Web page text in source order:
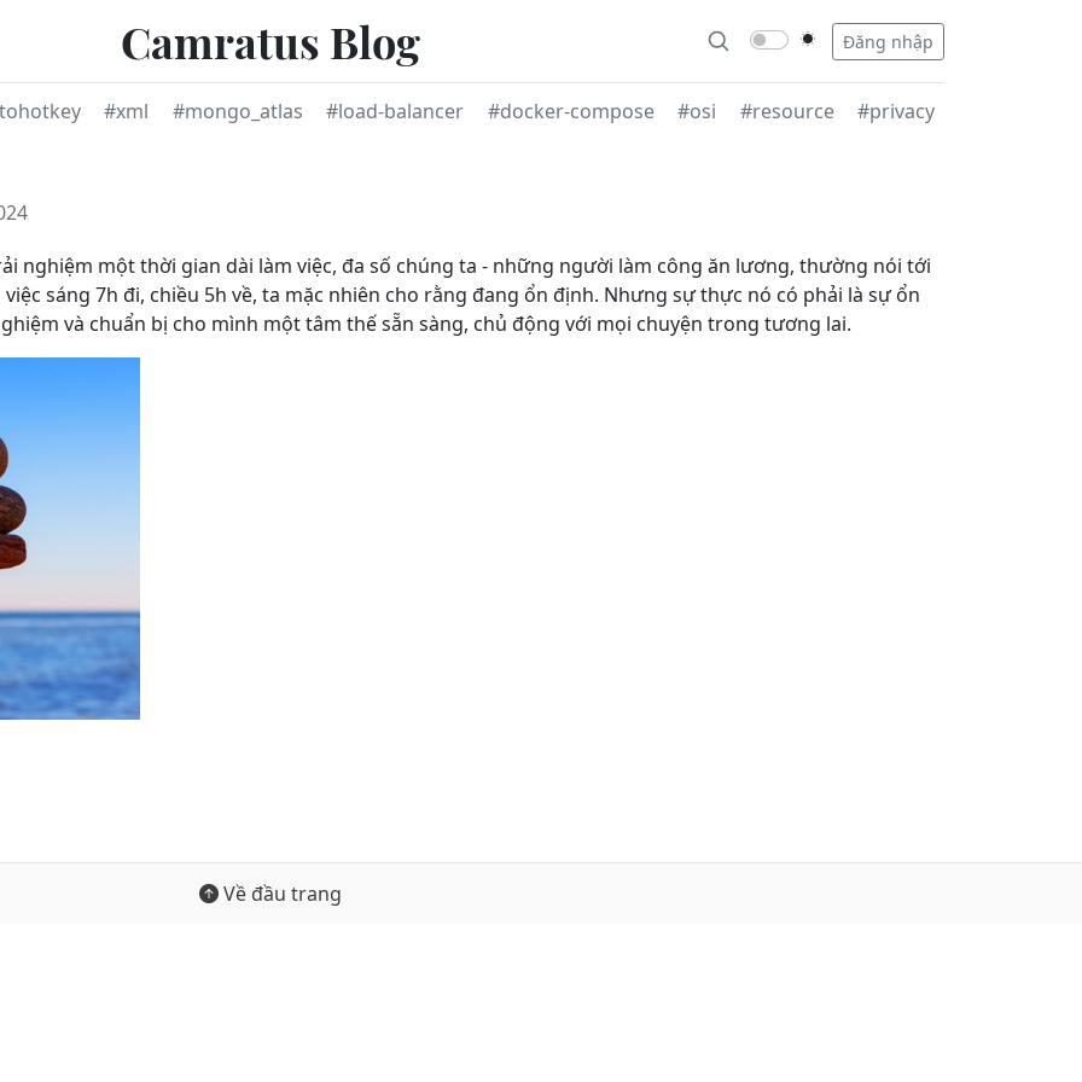
Camratus Blog Đăng nhập
#xml #mongo_atlas #load-balancer #docker-compose #osi #resource #privacy
nghiệm một thời gian dài làm việc, đa số chúng ta - những người làm công ăn lương, thường nói tới
sáng 7h đi, chiều 5h về, ta mặc nhiên cho rằng đang ổn định. Nhưng sự thực nó có phải là sự ổn
và chuẩn bị cho mình một tâm thế sẵn sàng, chủ động với mọi chuyện trong tương lai.
Về đầu trang